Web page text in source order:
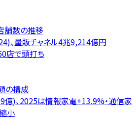
舗数の推移
、量販チャネル4兆9,214億円
店で頭打ち
の構成
)、2025は情報家電+13.9%・通信家
小